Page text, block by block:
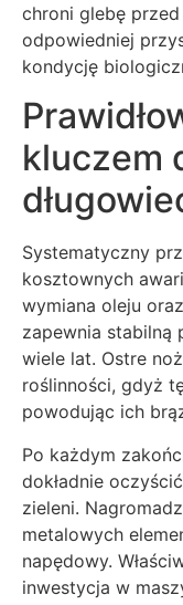
chroni glebę
odpowiedniej
kondycję
kluczem
Systematyczny
kosztownych
wymiana oleju
zapewnia stabilną
wiele lat. Ostre
roślinności, gdyż
powodując ich
Po każdym
dokładnie
zieleni.
metalowych
napędowy.
inwestycja w